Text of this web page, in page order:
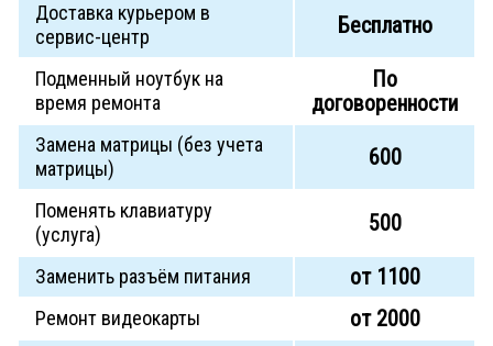
Доставка курьером в
сервис-центр
Бесплатно
Подменный ноутбук на
время ремонта
По
договоренности
Замена матрицы (без учета
матрицы)
600
Поменять клавиатуру
(услуга)
500
Заменить разъём питания от 1100
Ремонт видеокарты от 2000